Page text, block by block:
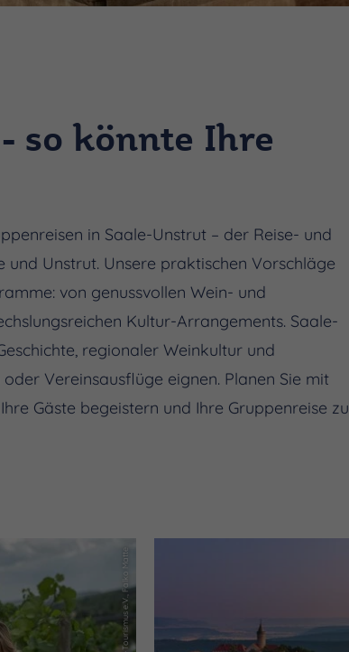
so könnte Ihre
in Saale-Unstrut – der Reise- und
und Unstrut. Unsere praktischen Vorschläge
von genussvollen Wein- und
Kultur-Arrangements. Saale-
regionaler Weinkultur und
Vereinsausflüge eignen. Planen Sie mit
Gäste begeistern und Ihre Gruppenreise zu